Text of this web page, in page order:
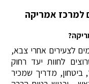
למרכז אמריקה
לצעירים אחרי צבא,
לחוות יעד רחוק
ביטחון, מדריך שמכיר